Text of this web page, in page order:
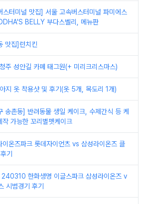
스터미널 맛집] 서울 고속버스터미널 파미에스
BELLY 부다스벨리, 메뉴판
맛집]런치킨
주 성안길 카페 태그원(+ 미리크리스마스)
지 옷 착용샷 및 후기(옷 5개, 목도리 1개)
송촌동] 반려동물 생일 케이크, 수제간식 등 케
작 가능한 꼬리별펫케이크
온즈파크 롯데자이언츠 vs 삼성라이온즈 클
기
한화생명 이글스파크 삼성라이온즈 v
시범경기 후기